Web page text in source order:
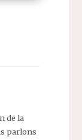
de la
parlons